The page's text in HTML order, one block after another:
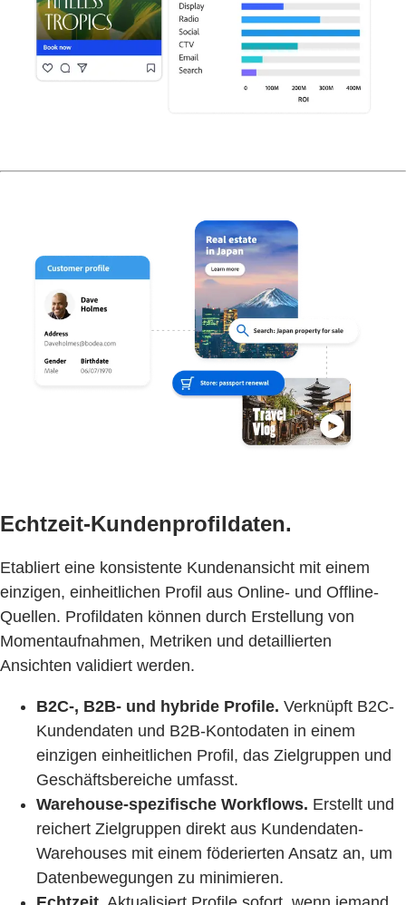
Echtzeit-Kundenprofildaten.
Etabliert eine konsistente Kundenansicht mit einem
einzigen, einheitlichen Profil aus Online- und Offline-
Quellen. Profildaten können durch Erstellung von
Momentaufnahmen, Metriken und detaillierten
Ansichten validiert werden.
B2C-, B2B- und hybride Profile. Verknüpft B2C-
Kundendaten und B2B-Kontodaten in einem
einzigen einheitlichen Profil, das Zielgruppen und
Geschäftsbereiche umfasst.
Warehouse-spezifische Workflows. Erstellt und
reichert Zielgruppen direkt aus Kundendaten-
Warehouses mit einem föderierten Ansatz an, um
Datenbewegungen zu minimieren.